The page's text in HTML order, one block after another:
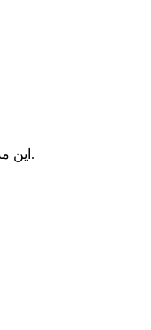
این مدل‌ها از ترکیب پودر سنگ و رزین ساخته می‌شن. ظاهرشون می‌تونه دقیقاً مثل سنگ طبیعی باشه ولی وزن کمتر و قیمت پایین‌تری دارن. از نظر آب‌بندی و نظافت هم معمولاً راحت‌ترن.